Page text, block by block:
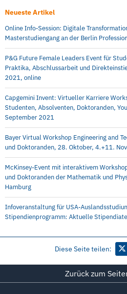
Neueste Artikel
Online Info-Session: Digitale
Masterstudiengang an der Berlin
P&G Future Female Leaders Event für
Praktika, Abschlussarbeit und
2021, online
Capgemini Invent: Virtueller Karriere
Studenten, Absolventen, Doktoranden,
September 2021
Bayer Virtual Workshop Engineering and
und Doktoranden, 28. Oktober, 4.+11.
McKinsey-Event mit interaktivem
und Doktoranden der Mathematik und
Hamburg
Infoveranstaltung für USA-
Stipendienprogramm: Aktuelle
Diese Seite teilen:
Zurück zum